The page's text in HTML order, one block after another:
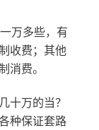
万多些，有
收费；其他
消费。
十万的当？
种保证套路